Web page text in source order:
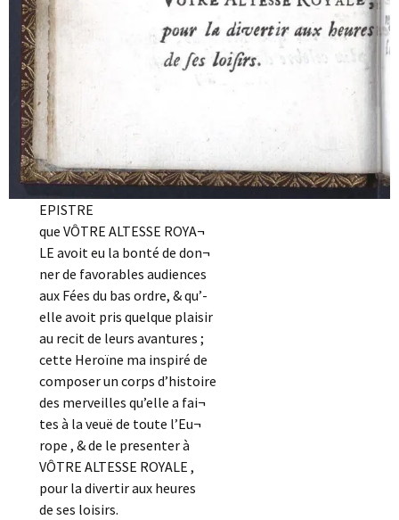
EPISTRE
que VÔTRE ALTESSE ROYA¬
LE avoit eu la bonté de don¬
ner de favorables audiences
aux Fées du bas ordre, & qu’-
elle avoit pris quelque plaisir
au recit de leurs avantures ;
cette Heroïne ma inspiré de
composer un corps d’histoire
des merveilles qu’elle a fai¬
tes à la veuë de toute l’Eu¬
rope , & de le presenter à
VÔTRE ALTESSE ROYALE ,
pour la divertir aux heures
de ses loisirs.